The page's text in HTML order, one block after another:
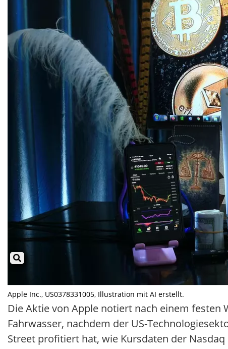
Apple Inc., US0378331005, Illustration mit AI erstellt.
Die Aktie von Apple notiert nach einem festen
Fahrwasser, nachdem der US-
Street profitiert hat, wie Kursdaten der Nasdaq